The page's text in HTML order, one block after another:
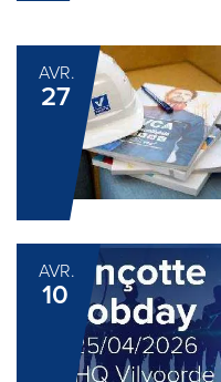
AVR.
27
AVR.
10